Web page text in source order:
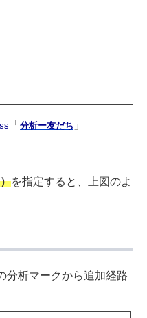
を指定すると、上図のよ